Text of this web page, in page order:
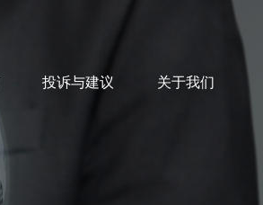
投诉与建议 关于我们